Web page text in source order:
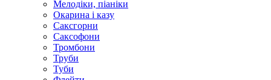
Мелодіки, піаніки
Окарина і казу
Саксгорни
Саксофони
Тромбони
Труби
Туби